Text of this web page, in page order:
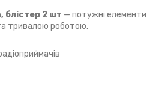
блістер 2 шт — потужні елементи
тривалою роботою.